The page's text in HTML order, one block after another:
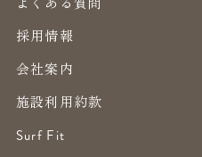
採用情報
会社案内
施設利用約款
Surf Fit